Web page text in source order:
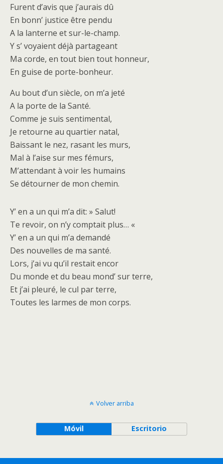
Furent d’avis que j’aurais dû
En bonn’ justice être pendu
A la lanterne et sur-le-champ.
Y s’ voyaient déjà partageant
Ma corde, en tout bien tout honneur,
En guise de porte-bonheur.
Au bout d’un siècle, on m’a jeté
A la porte de la Santé.
Comme je suis sentimental,
Je retourne au quartier natal,
Baissant le nez, rasant les murs,
Mal à l’aise sur mes fémurs,
M’attendant à voir les humains
Se détourner de mon chemin.
Y’ en a un qui m’a dit: » Salut!
Te revoir, on n’y comptait plus… «
Y’ en a un qui m’a demandé
Des nouvelles de ma santé.
Lors, j’ai vu qu’il restait encor
Du monde et du beau mond’ sur terre,
Et j’ai pleuré, le cul par terre,
Toutes les larmes de mon corps.
Volver arriba
Móvil Escritorio